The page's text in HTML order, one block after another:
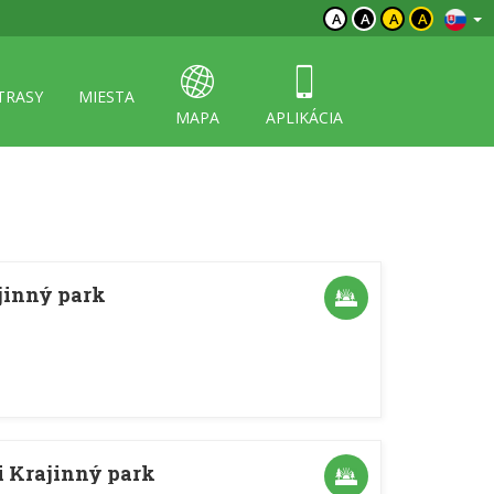
A A A A
MIESTA
MAPA
APLIKÁCIA
park
Krajinný park